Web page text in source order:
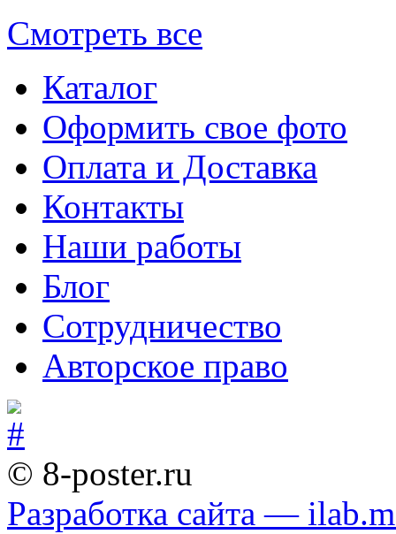
Смотреть все
Каталог
Оформить свое фото
Оплата и Доставка
Контакты
Наши работы
Блог
Сотрудничество
Авторское право
© 8-poster.ru
Разработка сайта —